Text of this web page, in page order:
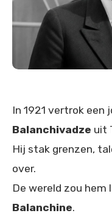
In 1921 vertrok een
Balanchivadze uit
Hij stak grenzen,
over.
De wereld zou hem
Balanchine.